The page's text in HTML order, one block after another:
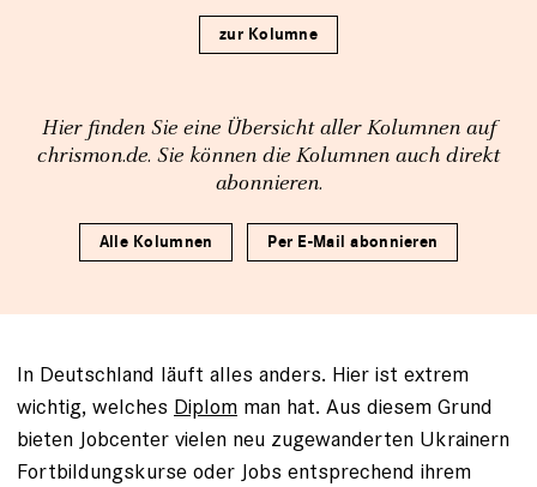
zur Kolumne
Hier finden Sie eine Übersicht aller Kolumnen auf
chrismon.de. Sie können die Kolumnen auch direkt
abonnieren.
Alle Kolumnen Per E-Mail abonnieren
In Deutschland läuft alles anders. Hier ist extrem
wichtig, welches Diplom man hat. Aus diesem Grund
bieten Jobcenter vielen neu zugewanderten Ukrainern
Fortbildungskurse oder Jobs entsprechend ihrem